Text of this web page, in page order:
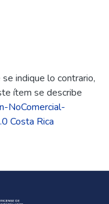
indique lo contrario,
ítem se describe
NoComercial-
Costa Rica